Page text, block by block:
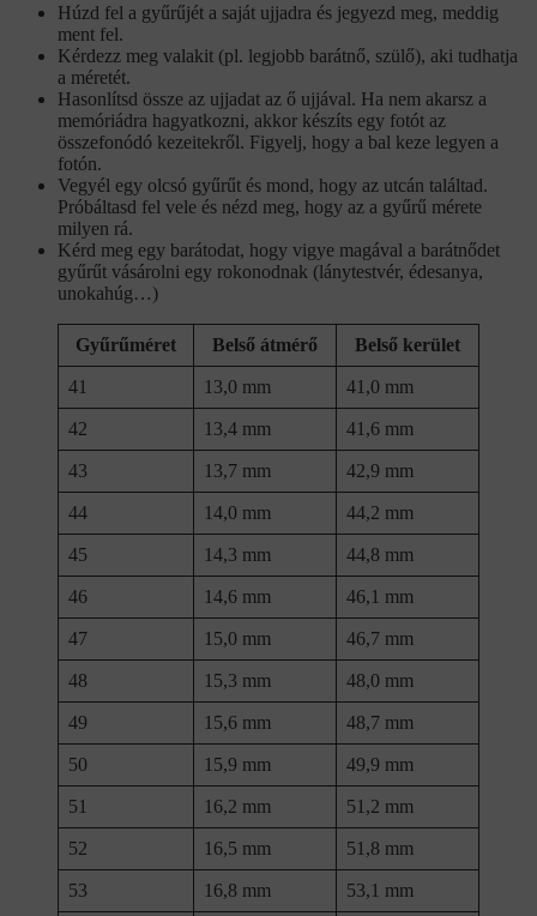
Húzd fel a gyűrűjét a saját ujjadra és jegyezd meg, meddig
ment fel.
Kérdezz meg valakit (pl. legjobb barátnő, szülő), aki tudhatja
a méretét.
Hasonlítsd össze az ujjadat az ő ujjával. Ha nem akarsz a
memóriádra hagyatkozni, akkor készíts egy fotót az
összefonódó kezeitekről. Figyelj, hogy a bal keze legyen a
fotón.
Vegyél egy olcsó gyűrűt és mond, hogy az utcán találtad.
Próbáltasd fel vele és nézd meg, hogy az a gyűrű mérete
milyen rá.
Kérd meg egy barátodat, hogy vigye magával a barátnődet
gyűrűt vásárolni egy rokonodnak (lánytestvér, édesanya,
unokahúg…)
Gyűrűméret Belső átmérő Belső kerület
41 13,0 mm 41,0 mm
42 13,4 mm 41,6 mm
43 13,7 mm 42,9 mm
44 14,0 mm 44,2 mm
45 14,3 mm 44,8 mm
46 14,6 mm 46,1 mm
47 15,0 mm 46,7 mm
48 15,3 mm 48,0 mm
49 15,6 mm 48,7 mm
50 15,9 mm 49,9 mm
51 16,2 mm 51,2 mm
52 16,5 mm 51,8 mm
53 16,8 mm 53,1 mm